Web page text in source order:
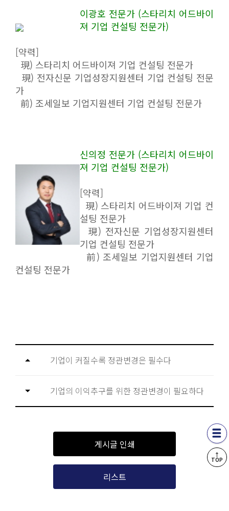
이광호 전문가 (스타리치 어드바이
져 기업 컨설팅 전문가)
[약력]
現) 스타리치 어드바이져 기업 컨설팅 전문가
現) 전자신문 기업성장지원센터 기업 컨설팅 전문
가
前) 조세일보 기업지원센터 기업 컨설팅 전문가
신의정 전문가 (스타리치 어드바이
져 기업 컨설팅 전문가)
[약력]
現) 스타리치 어드바이져 기업 컨
설팅 전문가
現) 전자신문 기업성장지원센터
기업 컨설팅 전문가
前) 조세일보 기업지원센터 기업
컨설팅 전문가
기업이 커질수록 정관변경은 필수다
기업의 이익추구를 위한 정관변경이 필요하다
게시글 인쇄
리스트
↑
TOP